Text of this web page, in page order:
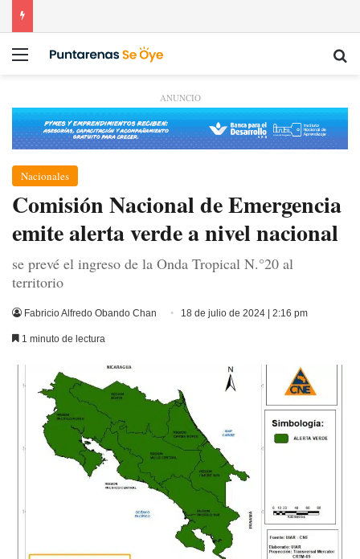
Menú
ANUNCIO
Nacionales
Comisión Nacional de Emergencia
emite alerta verde a nivel nacional
se prevé el ingreso de la Onda Tropical N.°20 al
territorio
Fabricio Alfredo Obando Chan 18 de julio de 2024 | 2:16 pm
1 minuto de lectura